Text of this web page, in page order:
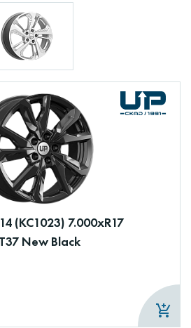
(КС1023) 7.000xR17
New Black